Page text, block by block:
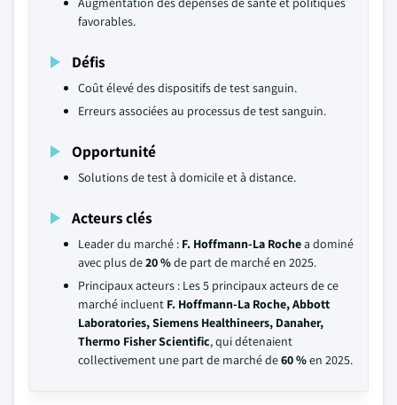
favorables.
Défis
Coût élevé des dispositifs de test sanguin.
Erreurs associées au processus de test sanguin.
Opportunité
Solutions de test à domicile et à distance.
Acteurs clés
Leader du marché : F. Hoffmann-La Rochea dominé
avec plus de20 %de part de marché en 2025.
Principaux acteurs : Les 5 principaux acteurs de ce
marché incluent F. Hoffmann-La Roche, Abbott
Laboratories, Siemens Healthineers, Danaher,
Thermo Fisher Scientific, qui détenaient
collectivement une part de marché de60 %en 2025.